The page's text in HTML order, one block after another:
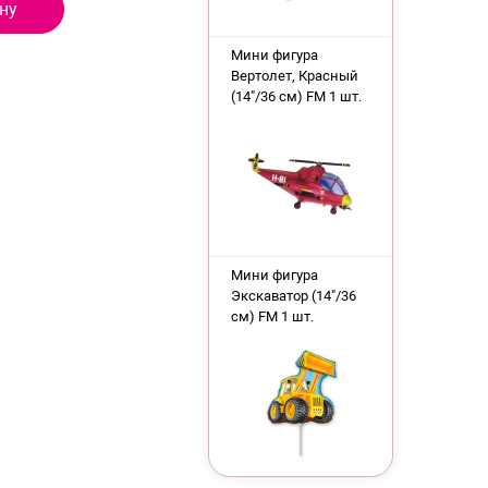
Мини фигура
Вертолет, Красный
(14"/36 см) FM 1 шт.
Мини фигура
Экскаватор (14"/36
см) FM 1 шт.